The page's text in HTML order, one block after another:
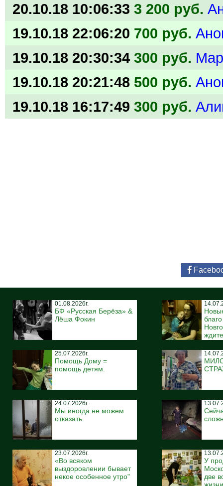
20.10.18 10:06:33 3 200 руб.
19.10.18 22:06:20 700 руб.
19.10.18 20:30:34 300 руб.
19.10.18 20:21:48 500 руб.
19.10.18 16:17:49 300 руб.
01.08.2026г.
БФ «Русская Берёза» &
Лёша Фокин
25.07.2026г.
Помощь Дому =
помощь детям.
24.07.2026г.
Мы иногда не можем
отказать.
23.07.2026г.
«Во всяком
выздоровлении бывает
некое особенное утро"
У
две